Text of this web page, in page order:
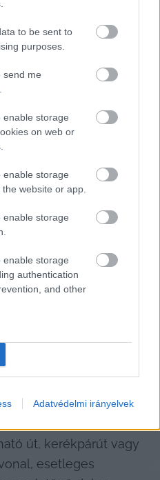
to be sent to
purposes.
send me
enable storage
on web or
enable storage
website or app.
enable storage
enable storage
authentication
and other
Adatvédelmi irányelvek
jégcsapoknál
(és annak
Közút? Megkerestük az
Kft.-t és a
posztolt Facebook-
és gyűjtőutak
út, kerékpárút vagy
esetleges